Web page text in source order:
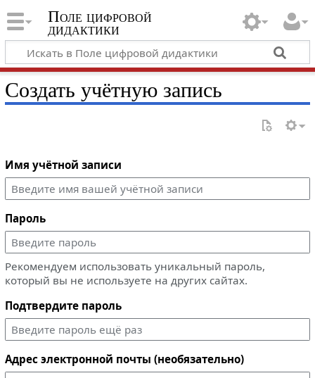
Поле цифровой
дидактики
Создать учётную запись
Имя учётной записи
Пароль
Рекомендуем использовать уникальный пароль,
который вы не используете на других сайтах.
Подтвердите пароль
Адрес электронной почты (необязательно)